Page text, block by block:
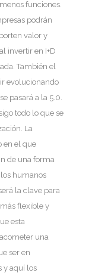
funciones.
podrán
valor y
invertir en I+D
También el
evolucionando
pasará a la 5.0.
todo lo que se
La
en el que
de una forma
humanos
la clave para
flexible y
esta
una
ser en
y aquí los